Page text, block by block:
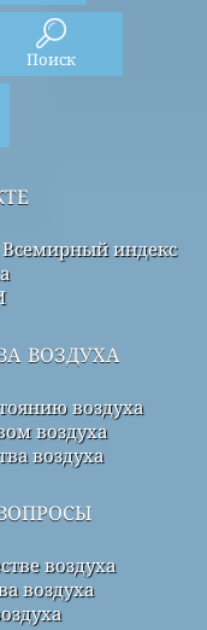
Поиск
Всемирный индекс
воздуха
воздуха
воздуха
воздуха
воздуха
воздуха